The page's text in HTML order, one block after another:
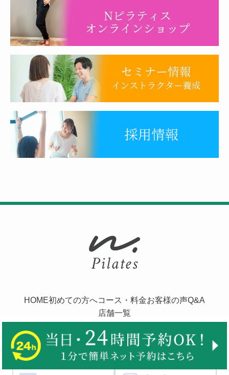
HOME初めての方へコース・料金お客様の声Q&A
店舗一覧
プライバシーポリシーコンテンツポリシー 運営会社
お役立ちコラム お知らせ 採用情報